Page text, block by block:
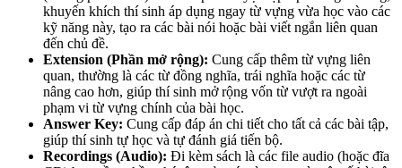
khuyến khích thí sinh áp dụng ngay từ vựng vừa học vào các
kỹ năng này, tạo ra các bài nói hoặc bài viết ngắn liên quan
đến chủ đề.
Extension (Phần mở rộng): Cung cấp thêm từ vựng liên
quan, thường là các từ đồng nghĩa, trái nghĩa hoặc các từ
nâng cao hơn, giúp thí sinh mở rộng vốn từ vượt ra ngoài
phạm vi từ vựng chính của bài học.
Answer Key: Cung cấp đáp án chi tiết cho tất cả các bài tập,
giúp thí sinh tự học và tự đánh giá tiến bộ.
Recordings (Audio): Đi kèm sách là các file audio (hoặc đĩa